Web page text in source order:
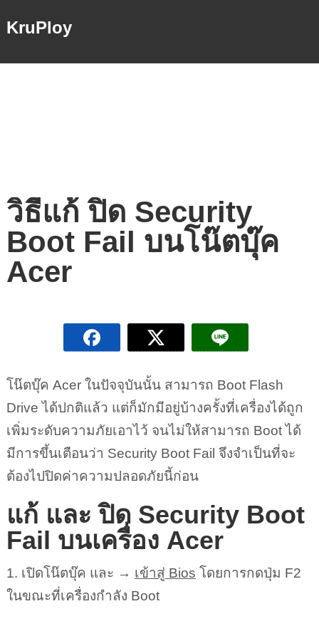
KruPloy
วิธีแก้ ปิด Security
Boot Fail บนโน๊ตบุ๊ค
Acer
โน๊ตบุ๊ค Acer ในปัจจุบันนั้น สามารถ Boot Flash
Drive ได้ปกติแล้ว แต่ก็มักมีอยู่บ้างครั้งที่เครื่องได้ถูก
เพิ่มระดับความภัยเอาไว้ จนไม่ให้สามารถ Boot ได้
มีการขึ้นเตือนว่า Security Boot Fail จึงจำเป็นที่จะ
ต้องไปปิดค่าความปลอดภัยนี้ก่อน
แก้ และ ปิด Security Boot
Fail บนเครื่อง Acer
1. เปิดโน๊ตบุ๊ค และ → เข้าสู่ Bios โดยการกดปุ่ม F2
ในขณะที่เครื่องกำลัง Boot